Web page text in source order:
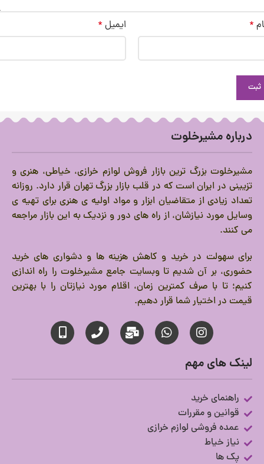
* ایمیل *
درباره مشیرخلوت
مشیرخلوت بزرگ ترین بازار فروش لوازم خرازی، خیاطی، هنری و
تزیینی در ایران است که در قلب بازار بزرگ تهران قرار دارد. روزانه
تعداد زیادی از متقاضیان ابزار و مواد اولیه ی هنری برای تهیه ی
وسایل مورد نیازشان، از راه های دور و نزدیک به این بازار مراجعه
می کنند.
برای سهولت در خرید و کاهش هزینه ها و دشواری های خرید
حضوری، بر آن شدیم تا وبسایت جامع مشیرخلوت را راه اندازی
کنیم؛ تا با صرف کمترین زمان، اقلام مورد نیازتان را با بهترین
قیمت در اختیار شما قرار دهیم.
لینک های مهم
راهنمای خرید
قوانین و مقررات
عمده فروشی لوازم خرازی
نیاز خیاط
پک ها